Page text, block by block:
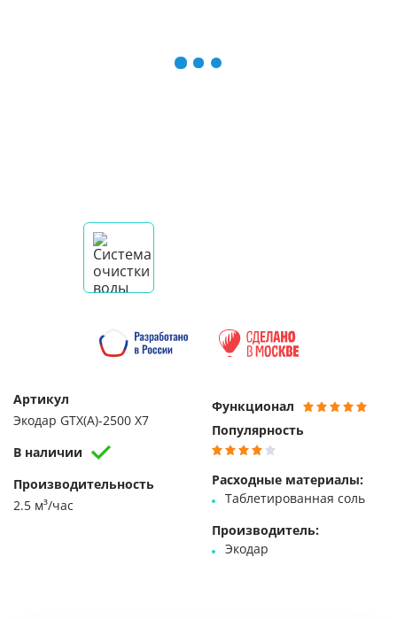
Артикул
Экодар GTX(A)-2500 X7
В наличии
Производительность
2.5 м³/час
Функционал
Популярность
Расходные материалы:
Таблетированная соль
Производитель:
Экодар